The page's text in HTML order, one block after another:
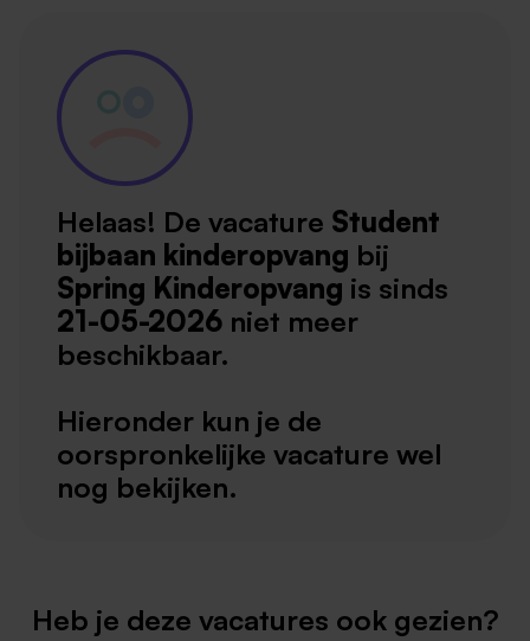
Helaas! De vacature Student
bijbaan kinderopvang bij
Spring Kinderopvang is sinds
21-05-2026 niet meer
beschikbaar.
Hieronder kun je de
oorspronkelijke vacature wel
nog bekijken.
Heb je deze vacatures ook gezien?